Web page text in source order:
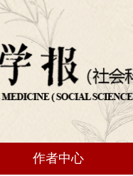
作者中心